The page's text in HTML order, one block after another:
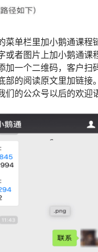
单栏里加小鹅通课程
者图片上加小鹅通课
一个二维码，客户扫
的阅读原文里加链接
的公众号以后的欢迎